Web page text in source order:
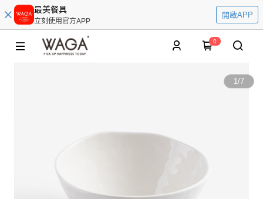
最美餐具
立刻使用官方APP
開啟APP
0
1/7